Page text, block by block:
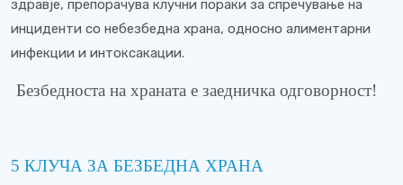
здравје, препорачува клучни пораки за спречување на
инциденти со небезбедна храна, односно алиментарни
инфекции и интоксакации.
Безбедноста на храната е заедничка одговорност!
5 КЛУЧА ЗА БЕЗБЕДНА ХРАНА